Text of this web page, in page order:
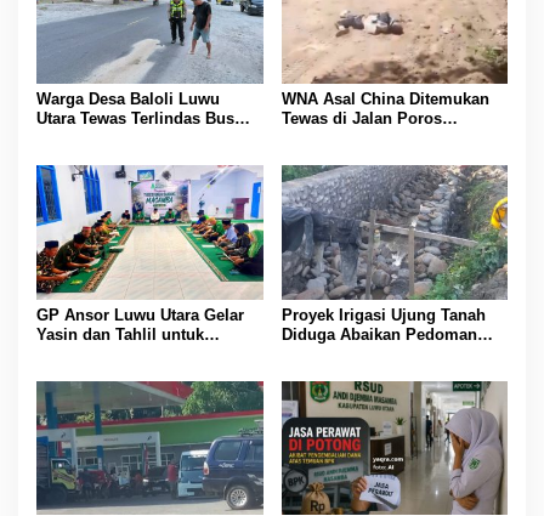
Warga Desa Baloli Luwu
Utara Tewas Terlindas Bus
WNA Asal China Ditemukan
Tewas di Jalan Poros
GP Ansor Luwu Utara Gelar
Yasin dan Tahlil untuk
Proyek Irigasi Ujung Tanah
Diduga Abaikan Pedoman